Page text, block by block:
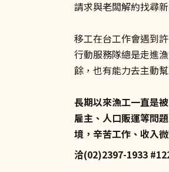
請求與老闆解約找尋
移工在台工作會遇到
行動服務隊總是走進
餘，也有能力去主動
長期以來漁工一直是
雇主、人口販運等問
境，辛苦工作、收入
洽(02)2397-1933